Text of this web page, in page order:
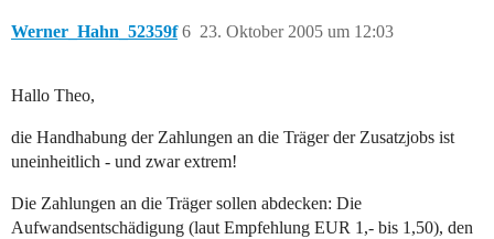
Werner_Hahn_52359f 23. Oktober 2005 um 12:03
6
Hallo Theo,
die Handhabung der Zahlungen an die Träger der Zusatzjobs ist
uneinheitlich - und zwar extrem!
Die Zahlungen an die Träger sollen abdecken: Die
Aufwandsentschädigung (laut Empfehlung EUR 1,- bis 1,50), den